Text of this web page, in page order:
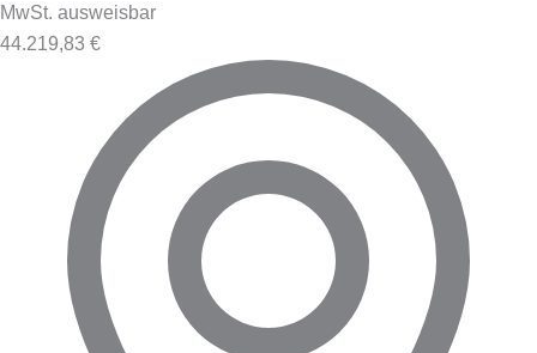
MwSt. ausweisbar
44.219,83 €